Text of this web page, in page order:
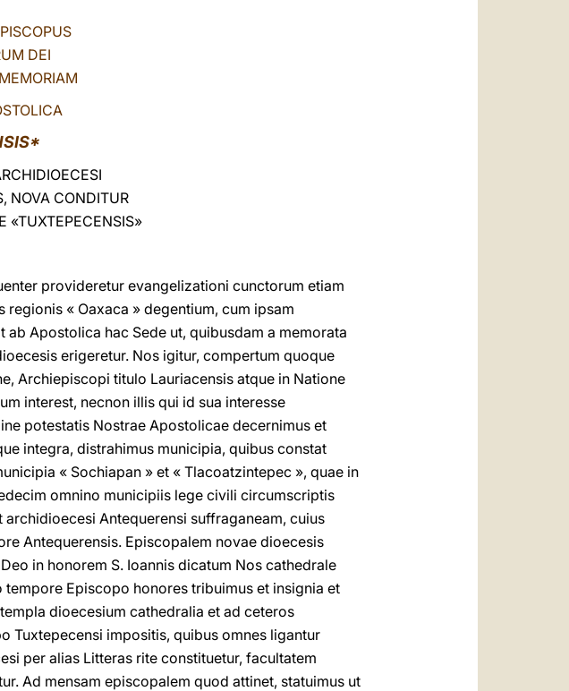
DEI
NOVA CONDITUR
«TUXTEPECENSIS»
provideretur evangelizationi cunctorum etiam
« Oaxaca » degentium, cum ipsam
Apostolica hac Sede ut, quibusdam a memorata
erigeretur. Nos igitur, compertum quoque
Archiepiscopi titulo Lauriacensis atque in Natione
interest, necnon illis qui id sua interesse
potestatis Nostrae Apostolicae decernimus et
integra, distrahimus municipia, quibus constat
« Sochiapan » et « Tlacoatzintepec », quae in
omnino municipiis lege civili circumscriptis
Antequerensi suffraganeam, cuius
Antequerensis. Episcopalem novae dioecesis
in honorem S. Ioannis dicatum Nos cathedrale
Episcopo honores tribuimus et insignia et
dioecesium cathedralia et ad ceteros
Tuxtepecensi impositis, quibus omnes ligantur
per alias Litteras rite constituetur, facultatem
Ad mensam episcopalem quod attinet, statuimus ut